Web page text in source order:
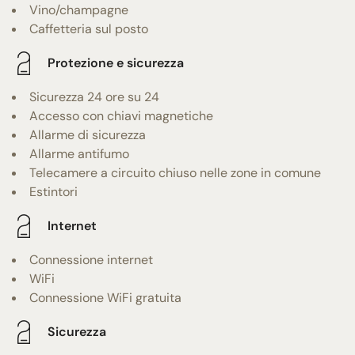
Vino/champagne
Caffetteria sul posto
Protezione e sicurezza
Sicurezza 24 ore su 24
Accesso con chiavi magnetiche
Allarme di sicurezza
Allarme antifumo
Telecamere a circuito chiuso nelle zone in comune
Estintori
Internet
Connessione internet
WiFi
Connessione WiFi gratuita
Sicurezza